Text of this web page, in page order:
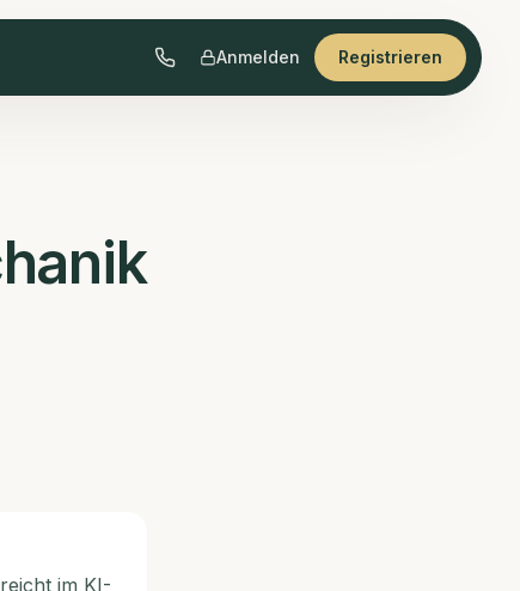
Anmelden Registrieren
im KI-